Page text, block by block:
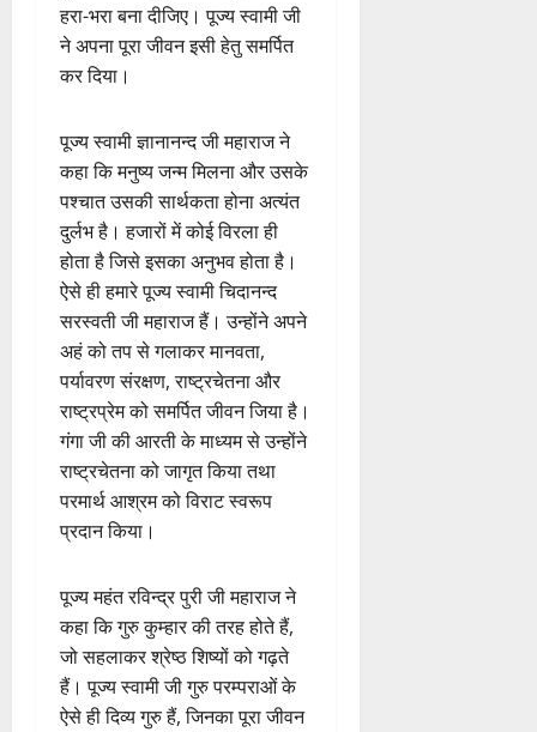
हरा-भरा बना दीजिए। पूज्य स्वामी जी
ने अपना पूरा जीवन इसी हेतु समर्पित
कर दिया।
पूज्य स्वामी ज्ञानानन्द जी महाराज ने
कहा कि मनुष्य जन्म मिलना और उसके
पश्चात उसकी सार्थकता होना अत्यंत
दुर्लभ है। हजारों में कोई विरला ही
होता है जिसे इसका अनुभव होता है।
ऐसे ही हमारे पूज्य स्वामी चिदानन्द
सरस्वती जी महाराज हैं। उन्होंने अपने
अहं को तप से गलाकर मानवता,
पर्यावरण संरक्षण, राष्ट्रचेतना और
राष्ट्रप्रेम को समर्पित जीवन जिया है।
गंगा जी की आरती के माध्यम से उन्होंने
राष्ट्रचेतना को जागृत किया तथा
परमार्थ आश्रम को विराट स्वरूप
प्रदान किया।
पूज्य महंत रविन्द्र पुरी जी महाराज ने
कहा कि गुरु कुम्हार की तरह होते हैं,
जो सहलाकर श्रेष्ठ शिष्यों को गढ़ते
हैं। पूज्य स्वामी जी गुरु परम्पराओं के
ऐसे ही दिव्य गुरु हैं, जिनका पूरा जीवन